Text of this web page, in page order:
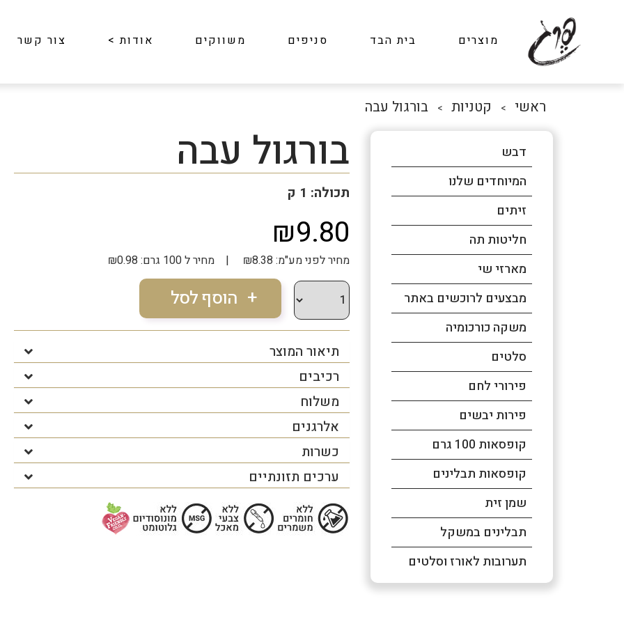
מוצרים בית הבד סניפים משווקים אודות> צור קשר
ראשי > קטניות > בורגול עבה
בורגול עבה
תכולה: 1 ק
₪9.80
מחיר לפני מע"מ: ₪8.38 | מחיר ל 100 גרם: ₪0.98
תיאור המוצר
רכיבים
משלוח
אלרגנים
כשרות
ערכים תזונתיים
דבש
המיוחדים שלנו
זיתים
חליטות תה
מארזי שי
מבצעים לרוכשים באתר
משקה כורכומיה
סלטים
פירורי לחם
פירות יבשים
קופסאות 100 גרם
קופסאות תבלינים
שמן זית
תבלינים במשקל
תערובות לאורז וסלטים